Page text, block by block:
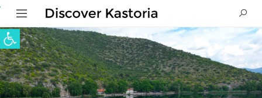
Ανοίξτε τη γραμμή εργαλείων